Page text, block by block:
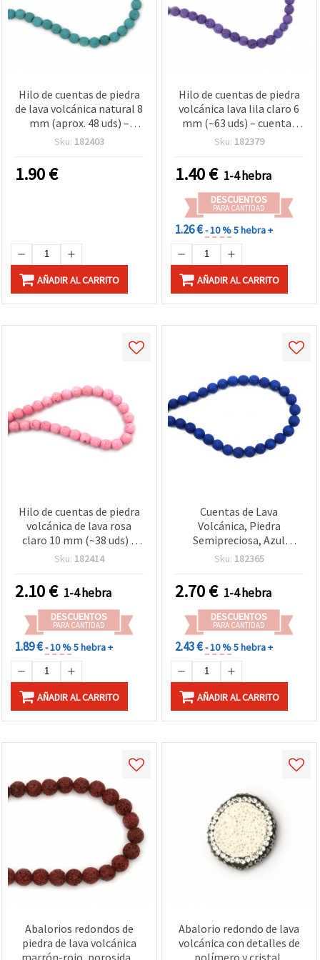
Hilo de cuentas de piedra
de lava volcánica natural 8
mm (aprox. 48 uds) –
Redondas azul profundo
textura porosa única,
ideal para bisutería DIY,
Sku: 182403
1.90€
AÑADIR AL CARRITO
Hilo de cuentas de piedra
volcánica lava lila claro 6
mm (~63 uds) – cuentas
naturales semipreciosas
para bisutería elegante,
abalorios y manualidades
DIY
Sku: 182379
1.40€ 1-4 hebra
DESCUENTOS
PARA CANTIDAD
1.26 €- 10 %5 hebra +
AÑADIR AL CARRITO
Hilo de cuentas de piedra
volcánica de lava rosa
claro 10 mm (~38 uds) –
Cuentas naturales
suaves, ideales para
bisutería artesanal
femenina, manualidades y
diseños creativos
Sku: 182414
2.10€ 1-4 hebra
DESCUENTOS
PARA CANTIDAD
1.89 €- 10 %5 hebra +
AÑADIR AL CARRITO
Cuentas de Lava
Volcánica, Piedra
Semipreciosa, Azul
Ultramar, Redondas 10
Sku: 182365
2.70€ 1-4 hebra
DESCUENTOS
PARA CANTIDAD
2.43 €- 10 %5 hebra +
AÑADIR AL CARRITO
Abalorios redondos de
piedra de lava volcánica
marrón-rojo, porosidad
Abalorio redondo de lava
volcánica con detalles de
polímero y cristal,